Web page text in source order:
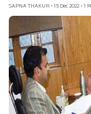
SAPNA THAKUR • 15 Dec 2022 • 1